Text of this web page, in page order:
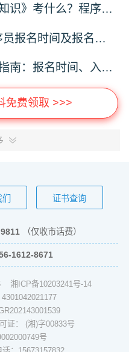
软考初级程序员《基础知识》考什么？程序员基础知识科目考试内容
2026年软考下半年程序员报名时间及报名入口
软考初级程序员报名全指南：报名时间、入口、流程、资料、注意事项
免费领取 >>>
证书查询
（仅收市话费）
1612-8671
湘ICP备10203241号-14
证： (湘)字00833号
号